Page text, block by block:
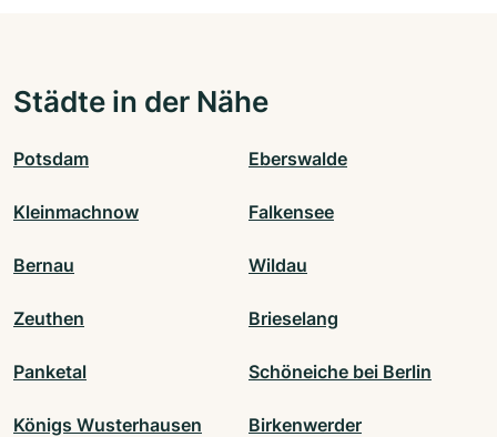
Städte in der Nähe
Potsdam Eberswalde
Kleinmachnow Falkensee
Bernau Wildau
Zeuthen Brieselang
Panketal Schöneiche bei Berlin
Königs Wusterhausen Birkenwerder